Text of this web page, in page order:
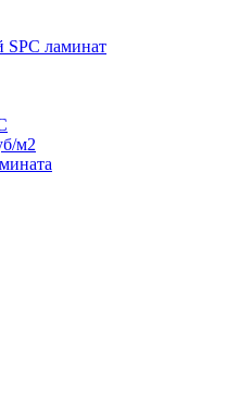
SPC ламинат
м2